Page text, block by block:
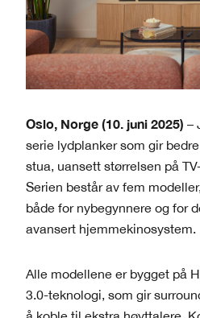
Oslo, Norge (10. juni 2025) –
serie lydplanker som gir
stua, uansett størrelsen på
Serien består av fem
både for nybegynnere og for
avansert hjemmekinosystem.
Alle modellene er bygget på
3.0-teknologi, som gir